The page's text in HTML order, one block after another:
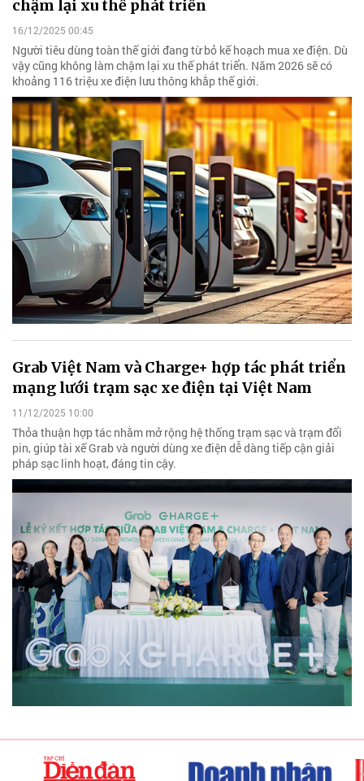
chậm lại xu thế phát triển
16/12/2025 00:45
Người tiêu dùng toàn thế giới đang từ bỏ kế hoạch mua xe điện. Dù
vậy cũng không làm chậm lại xu thế phát triển. Năm 2026 sẽ có
khoảng 116 triệu xe điện lưu thông khắp thế giới.
Grab Việt Nam và Charge+ hợp tác phát triển
mạng lưới trạm sạc xe điện tại Việt Nam
11/12/2025 10:00
Thỏa thuận hợp tác nhằm mở rộng hệ thống trạm sạc và trạm đổi
pin, giúp tài xế Grab và người dùng xe điện dễ dàng tiếp cận giải
pháp sạc linh hoạt, đáng tin cậy.